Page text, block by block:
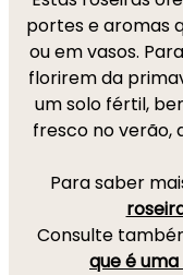
portes e aromas
ou em vasos.
florirem da
um solo fértil,
fresco no verão,
Para saber
Consulte
que é